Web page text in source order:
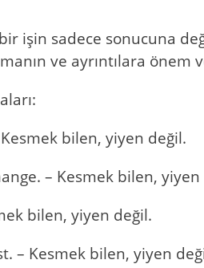
işin sadece sonucuna
ve ayrıntılara
bilen, yiyen değil.
– Kesmek bilen, yiyen
bilen, yiyen değil.
– Kesmek bilen, yiyen